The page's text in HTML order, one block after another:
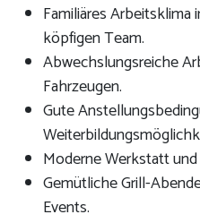
Familiäres
köpfigen Team.
Abwechslungsreiche
Fahrzeugen.
Gute
Moderne Werkstatt
Gemütliche Grill-
Events.